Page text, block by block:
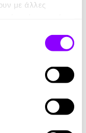
με άλλες